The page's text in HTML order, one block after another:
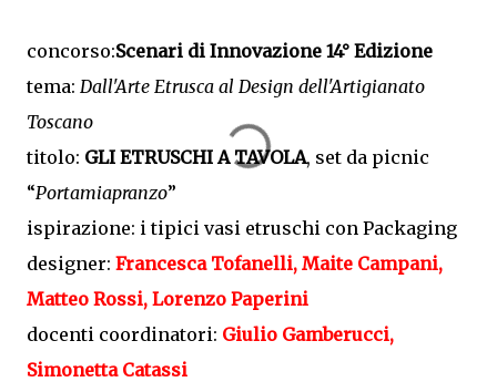
concorso:Scenari di Innovazione 14° Edizione
tema: Dall'Arte Etrusca al Design dell'Artigianato
Toscano
titolo: GLI ETRUSCHI A TAVOLA, set da picnic
“Portamiapranzo”
ispirazione: i tipici vasi etruschi con Packaging
designer: Francesca Tofanelli, Maite Campani,
Matteo Rossi, Lorenzo Paperini
docenti coordinatori: Giulio Gamberucci,
Simonetta Catassi